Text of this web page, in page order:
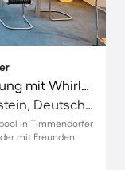
Voll ausgestattete schöne Wohnung mit Whirlpool | Nah am Strand
Timmendorfer Strand, Ostholstein, Deutschland
in Timmendorfer
mit Freunden.